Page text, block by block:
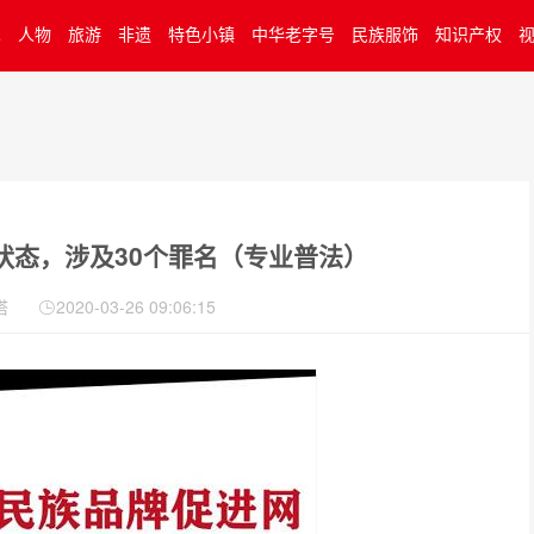
人物 旅游 非遗 特色小镇 中华老字号 民族服饰 知识产权
，涉及30个罪名（专业普法）
2020-03-26 09:06:15